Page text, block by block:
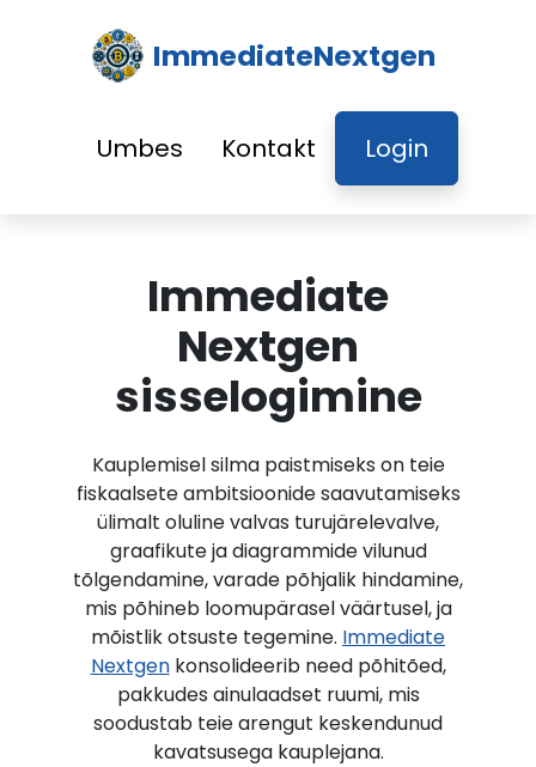
ImmediateNextgen
Umbes Kontakt Login
Immediate
Nextgen
sisselogimine
Kauplemisel silma paistmiseks on teie
fiskaalsete ambitsioonide saavutamiseks
ülimalt oluline valvas turujärelevalve,
graafikute ja diagrammide vilunud
tõlgendamine, varade põhjalik hindamine,
mis põhineb loomupärasel väärtusel, ja
mõistlik otsuste tegemine. Immediate
Nextgenkonsolideerib need põhitõed,
pakkudes ainulaadset ruumi, mis
soodustab teie arengut keskendunud
kavatsusega kauplejana.